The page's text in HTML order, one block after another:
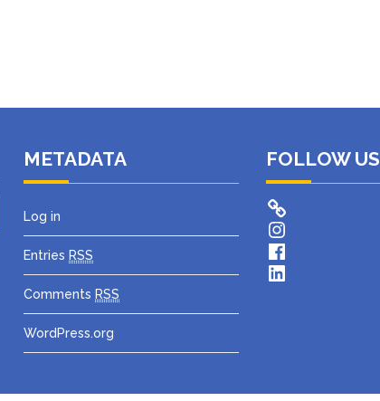
METADATA
Log in
Entries RSS
Comments RSS
WordPress.org
FOLLOW US
Instagram
Facebook
LinkedIn